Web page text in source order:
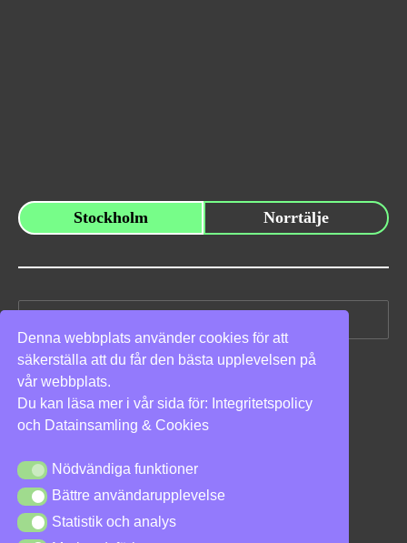
Denna webbplats använder cookies för att
säkerställa att du får den bästa upplevelsen på
vår webbplats.
Du kan läsa mer i vår sida för: Integritetspolicy
och Datainsamling & Cookies
Nödvändiga funktioner
Nödvändiga funktioner
Bättre användarupplevelse
Bättre användarupplevelse
Statistik och analys
Statistik och analys
Stockholm Norrtälje
Sök
efter:
Vi stöder
Integritetspolicy|